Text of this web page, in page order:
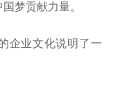
梦贡献力量。
企业文化说明了一